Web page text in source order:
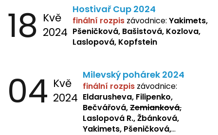
18 Kvě
2024
Hostivař Cup 2024
finální rozpis závodnice: Yakimets,
Pšeničková, Bašistová, Kozlova,
Laslopová, Kopfstein
04 Kvě
2024
Milevský pohárek 2024
finální rozpis závodnice:
Eldarusheva, Filipenko,
Bečvářová,Zemianková,
Laslopová R., Žbánková,
Yakimets, Pšeničková,